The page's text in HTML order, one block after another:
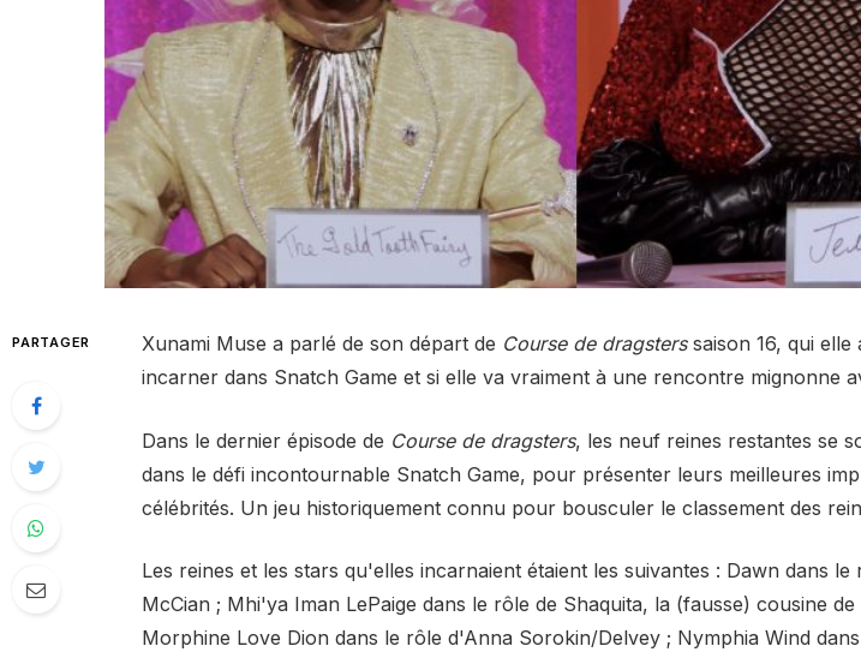
PARTAGER Xunami Muse a parlé de son départ de Course de dragsterssaison 16, qui elle
incarner dans Snatch Game et si elle va vraiment à une rencontre mignonne
Dans le dernier épisode de Course de dragsters, les neuf reines restantes se
dans le défi incontournable Snatch Game, pour présenter leurs meilleures
célébrités. Un jeu historiquement connu pour bousculer le classement des
Les reines et les stars qu'elles incarnaient étaient les suivantes : Dawn dans le
McCian ; Mhi'ya Iman LePaige dans le rôle de Shaquita, la (fausse) cousine de
Morphine Love Dion dans le rôle d'Anna Sorokin/Delvey ; Nymphia Wind